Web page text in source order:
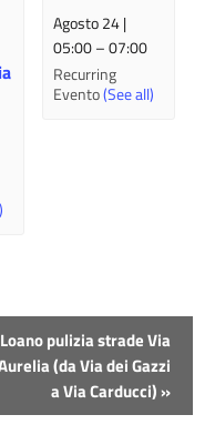
Agosto 24 |
05:00–07:00
Recurring
Evento(See all)
Loano pulizia strade Via
(da Via dei Gazzi
a Via Carducci)»